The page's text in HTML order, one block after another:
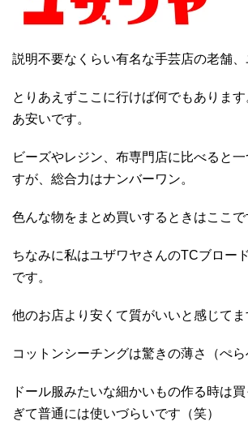
説明不要なくらい有名な手芸店の老舗、
とりあえずここに行けば何でもありま
あ安いです。
ビーズやレジン、布専門店に比べると
すが、総合力はナンバーワン。
色んな物をまとめ買いするときはここで
ちなみに私はユザワヤさんのTCブロー
です。
他のお店より安くて質がいいと感じてま
コットンシーチングは驚きの薄さ（ぺら
ドール服みたいな細かいもの作る時は
ぎて普通には使いづらいです（笑）